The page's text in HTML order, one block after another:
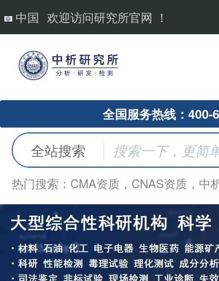
中国 欢迎访问研究所官网 ！
全国服务热线：400-
全站搜索
热门搜索：CMA资质，CNAS资质，中